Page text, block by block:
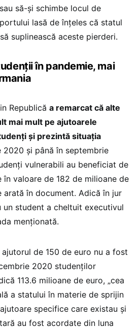
să-și schimbe locul de
lasă de înțeles că statul
suplinească aceste pierderi.
în pandemie, mai
Republică a remarcat că alte
mai mult pe ajutoarele
și prezintă situația
2020 și până în septembrie
vulnerabili au beneficiat de
valoare de 182 de milioane de
arată în document. Adică în jur
un student a cheltuit executivul
menționată.
de 150 de euro nu a fost
2020 studenților
113.6 milioane de euro, „cea
a statului în materie de sprijin
specifice care existau și
au fost acordate din luna